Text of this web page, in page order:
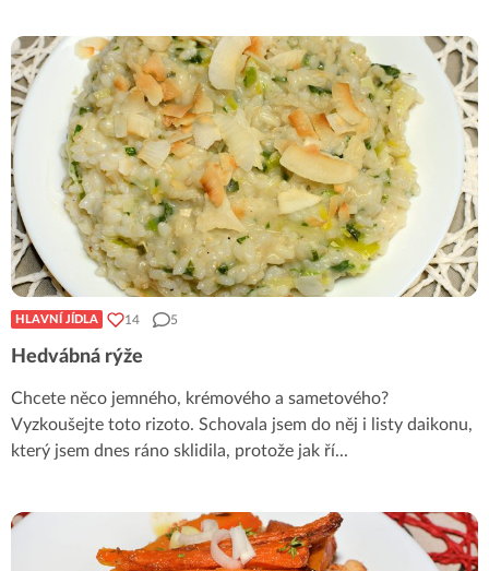
HLAVNÍ JÍDLA 14 5
Hedvábná rýže
Chcete něco jemného, ​​krémového a sametového?
Vyzkoušejte toto rizoto. Schovala jsem do něj i listy daikonu,
který jsem dnes ráno sklidila, protože jak ří...